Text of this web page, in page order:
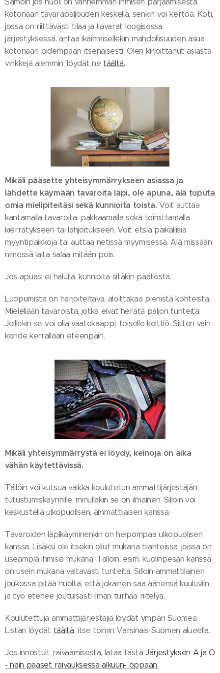
kotonaan tavarapaljouden keskellä, senkin voi kertoa. Koti,
jossa on riittävästi tilaa ja tavarat loogisessa
järjestyksessä, antaa ikäihmisellekin mahdollisuuden asua
kotonaan pidempään itsenäisesti. Olen kirjoittanut asiasta
vinkkejä aiemmin, löydät ne täältä.
Mikäli pääsette yhteisymmärrykseen asiassa ja
lähdette käymään tavaroita läpi, ole apuna, älä tuputa
omia mielipiteitäsi sekä kunnioita toista. Voit auttaa
kantamalla tavaroita, pakkaamalla sekä toimittamalla
kierrätykseen tai lahjoitukseen. Voit etsiä paikallisia
myyntipaikkoja tai auttaa netissä myymisessä. Älä missään
nimessä laita salaa mitään pois.
Jos apuasi ei haluta, kunnioita sitäkin päätöstä.
Luopumista on harjoiteltava, aloittakaa pienistä kohteista.
Mielellään tavaroista, jotka eivät herätä paljon tunteita.
Joillekin se voi olla vaatekaappi, toiselle keittiö. Sitten vain
kohde kerrallaan eteenpäin.
Mikäli yhteisymmärrystä ei löydy, keinoja on aika
vähän käytettävissä.
Tällöin voi kutsua vaikka koulutetun ammattijärjestäjän
tutustumiskäynnille, minullakin se on ilmainen. Silloin voi
keskustella ulkopuolisen, ammattilaisen kanssa.
Tavaroiden läpikäyminenkin on helpompaa ulkopuolisen
kanssa. Lisäksi ole itsekin ollut mukana tilanteissa, joissa on
useampia ihmisiä mukana. Tällöin, esim. kuolinpesän kanssa
on usein mukana valtavasti tunteita. Silloin ammattilainen
joukossa pitää huolta, että jokainen saa äänensä kuuluviin
ja työ etenee joutuisasti ilman turhaa riitelyä.
Koulutettuja ammattijärjestäjiä löydät ympäri Suomea.
Listan löydät täältä, itse toimin Varsinais-Suomen alueella.
Jos innostuit raivaamisesta, lataa tästä Järjestyksen A ja O
- näin pääset raivauksessa alkuun- oppaan.